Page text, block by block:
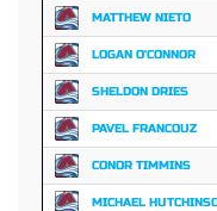
MATTHEW NIETO
LOGAN O'CONNOR
SHELDON DRIES
PAVEL FRANCOUZ
CONOR TIMMINS
MICHAEL